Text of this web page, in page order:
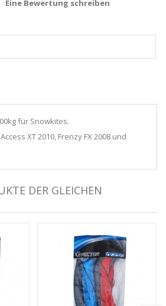
Eine Bewertung schreiben
für Snowkites.
XT 2010, Frenzy FX 2008 und
DER GLEICHEN